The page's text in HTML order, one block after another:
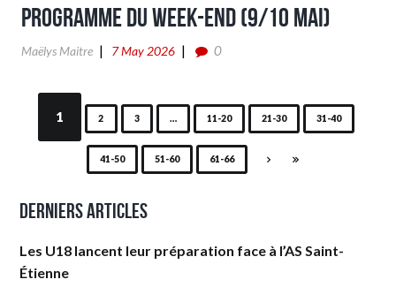
Programme du week-end (9/10 Mai)
Maëlys Maitre 7 May 2026 0
1 2 3 … 11-20 21-30 31-40
41-50 51-60 61-66
Derniers articles
Les U18 lancent leur préparation face à l’AS Saint-
Étienne